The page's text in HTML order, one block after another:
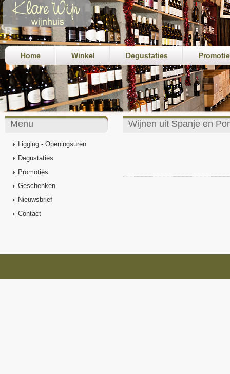
Home Winkel Degustaties
Menu
Ligging - Openingsuren
Degustaties
Promoties
Geschenken
Nieuwsbrief
Contact
Wijnen uit Spanje en